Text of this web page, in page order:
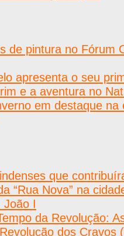
de pintura no Fórum
apresenta o seu
e a aventura no
em destaque na
que
“Rua Nova” na
João I
da Revolução:
dos Cravos